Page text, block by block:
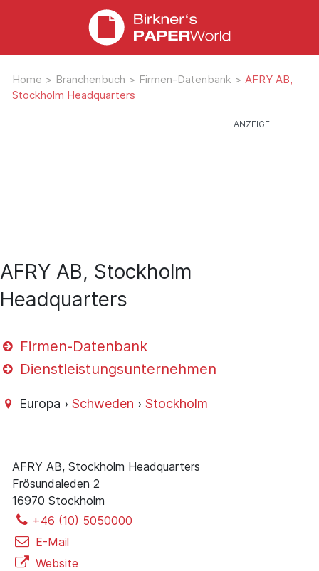
Home > Branchenbuch > Firmen-Datenbank > AFRY AB,
Stockholm Headquarters
AFRY AB, Stockholm
Headquarters
Firmen-Datenbank
Dienstleistungsunternehmen
Europa ›Schweden ›Stockholm
AFRY AB, Stockholm Headquarters
Frösundaleden 2
16970 Stockholm
+46 (10) 5050000
E-Mail
Website